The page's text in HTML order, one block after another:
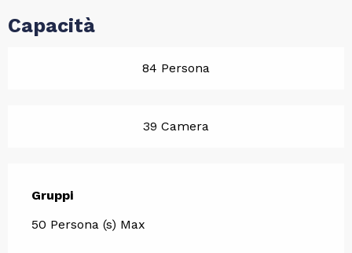
Capacità
84 Persona
39 Camera
Gruppi
Gruppi
50 Persona (s) Max